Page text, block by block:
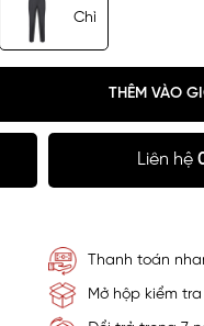
Chì
THÊM VÀO
Liên hệ
Thanh toán
Mở hộp kiểm